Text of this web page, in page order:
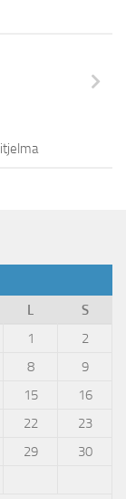
L
S
1
2
8
9
15
16
22
23
29
30